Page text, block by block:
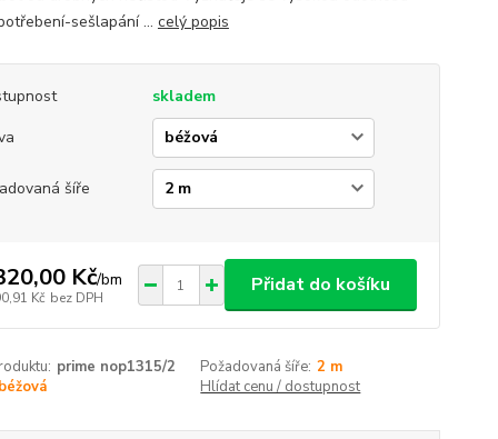
sešlapání ... celý popis
skladem
šíře
Kč/bm
Kč bez DPH
Přidat do košíku
prime nop1315/2 Požadovaná šíře: 2 m
Hlídat cenu / dostupnost